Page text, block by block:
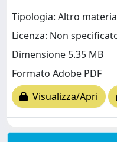
Tipologia: Altro
Licenza: Non
Dimensione 5.35 MB
Formato Adobe PDF
Visualizza/Apri